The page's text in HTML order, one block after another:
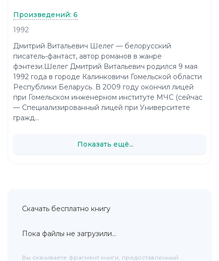
Произведений: 6
1992
Дмитрий Витальевич Шелег — белорусский
писатель-фантаст, автор романов в жанре
фэнтези.Шелег Дмитрий Витальевич родился 9 мая
1992 года в городе Калинковичи Гомельской области
Республики Беларусь. В 2009 году окончил лицей
при Гомельском инженерном институте МЧС (сейчас
— Специализированный лицей при Университете
гражд...
Показать ещё...
Скачать бесплатно книгу
Пока файлы не загрузили...
Вы скачиваете фрагмент книги, предоставленный